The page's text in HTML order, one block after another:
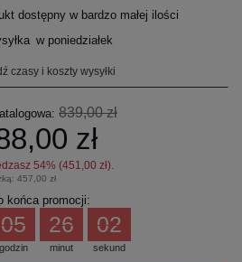
dostępny w bardzo małej ilości
w poniedziałek
czasy i koszty wysyłki
839,00 zł
zł
54% (451,00 zł).
457,00 zł
końca promocji:
godzin
05
minut
26
sekund
02